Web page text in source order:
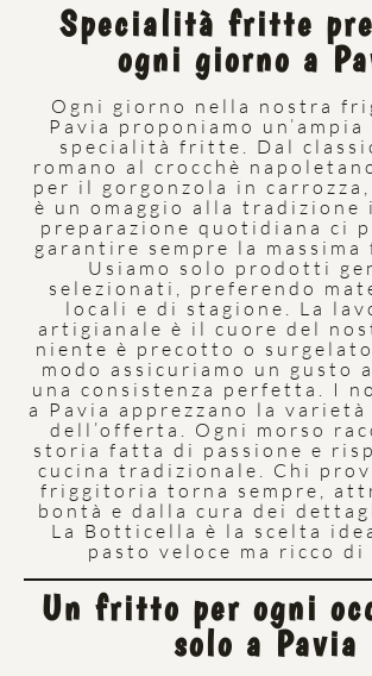
Specialità fritte
ogni giorno a
Ogni giorno nella nostra
Pavia proponiamo
specialità fritte. Dal
romano al crocchè
per il gorgonzola in
è un omaggio alla tradizione
preparazione quotidiana ci
garantire sempre la massima
Usiamo solo prodotti
selezionati, preferendo
locali e di stagione. La
artigianale è il cuore del
niente è precotto o
modo assicuriamo un gusto
una consistenza perfetta. I
a Pavia apprezzano la
dell’offerta. Ogni morso
storia fatta di passione e
cucina tradizionale. Chi
friggitoria torna sempre,
bontà e dalla cura dei
La Botticella è la scelta
pasto veloce ma ricco di
Un fritto per ogni
solo a Pavia